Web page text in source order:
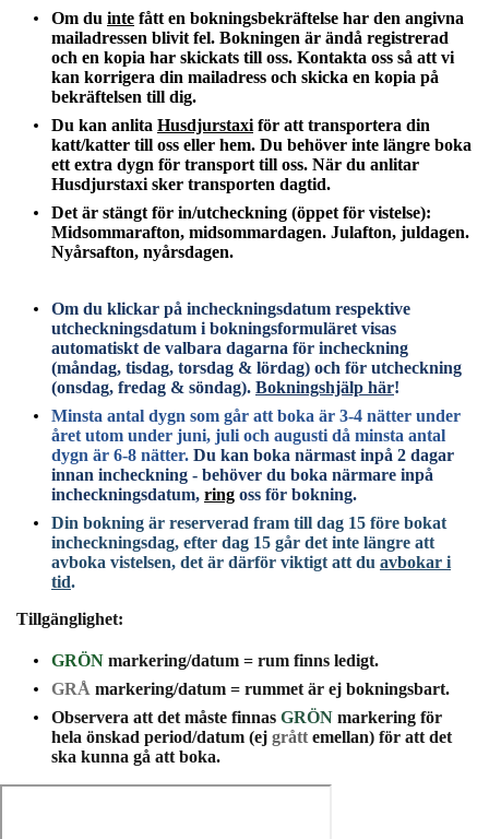
Om du inte fått en bokningsbekräftelse har den angivna
mailadressen blivit fel. Bokningen är ändå registrerad
och en kopia har skickats till oss. Kontakta oss så att vi
kan korrigera din mailadress och skicka en kopia på
bekräftelsen till dig.
Du kan anlita Husdjurstaxi för att transportera din
katt/katter till oss eller hem. Du behöver inte längre boka
ett extra dygn för transport till oss. När du anlitar
Husdjurstaxi sker transporten dagtid.
Det är stängt för in/utcheckning (öppet för vistelse):
Midsommarafton, midsommardagen. Julafton, juldagen.
Nyårsafton, nyårsdagen.
Om du klickar på incheckningsdatum respektive
utcheckningsdatum i bokningsformuläret visas
automatiskt de valbara dagarna för incheckning
(måndag, tisdag, torsdag & lördag) och för utcheckning
(onsdag, fredag & söndag). Bokningshjälp här!
Minsta antal dygn som går att boka är 3-4 nätter under
året utom under juni, juli och augusti då minsta antal
dygn är 6-8 nätter. Du kan boka närmast inpå 2 dagar
innan incheckning - behöver du boka närmare inpå
incheckningsdatum, ring oss för bokning.
Din bokning är reserverad fram till dag 15 före bokat
incheckningsdag, efter dag 15 går det inte längre att
avboka vistelsen, det är därför viktigt att du avbokar i
tid.
Tillgänglighet:
GRÖN markering/datum = rum finns ledigt.
GRÅ markering/datum = rummet är ej bokningsbart.
Observera att det måste finnas GRÖN markering för
hela önskad period/datum (ej grått emellan) för att det
ska kunna gå att boka.